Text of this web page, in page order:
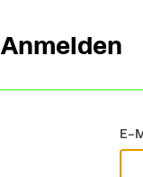
Zurück
Anmelden
E-